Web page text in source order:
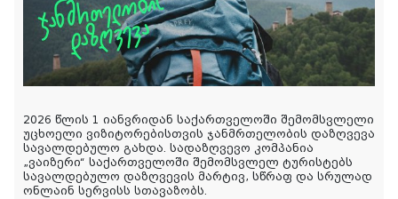
2026 წლის 1 იანვრიდან საქართველოში შემომსვლელი
უცხოელი ვიზიტორებისთვის ჯანმრთელობის დაზღვევა
სავალდებულო გახდა. სადაზღვევო კომპანია
„ვაიზერი“ საქართველოში შემომსვლელ ტურისტებს
სავალდებულო დაზღვევის მარტივ, სწრაფ და სრულად
ონლაინ სერვისს სთავაზობს.